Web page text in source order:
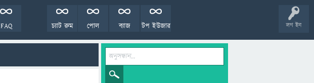
লগ ইন
FAQ টপ ইউজার
ব্যাজ
পোল
চ্যাট রুম